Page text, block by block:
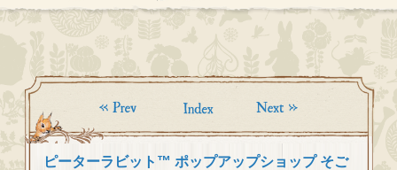
ピーターラビット™ ポップアップショップ そご